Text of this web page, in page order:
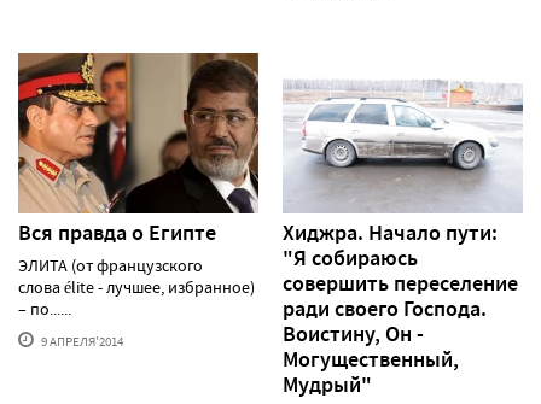
Вся правда о Египте
ЭЛИТА (от французского
слова élite - лучшее, избранное)
– по......
9 АПРЕЛЯ'2014
Хиджра. Начало пути:
"Я собираюсь
совершить переселение
ради своего Господа.
Воистину, Он -
Могущественный,
Мудрый"